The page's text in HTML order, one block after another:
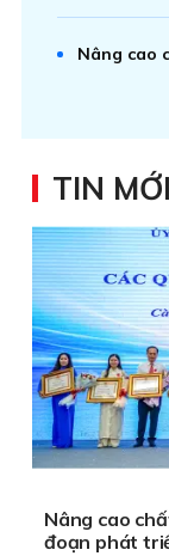
Nâng cao
TIN MỚI
Nâng cao
đoạn phát